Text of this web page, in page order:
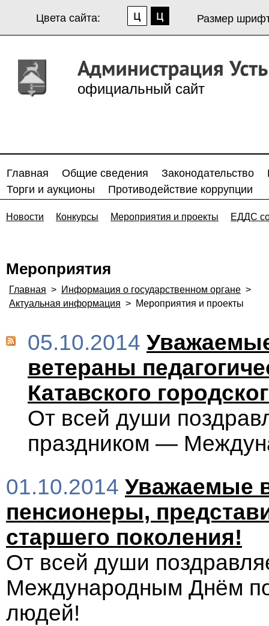
Цвета сайта: Размер
официальный сайт
Главная Общие сведения Законодательство
Торги и аукционы
Противодействие коррупции
Новости Конкурсы Мероприятия и проекты ЕДДС
Мероприятия
Главная > Информация о государственном органе >
Актуальная информация > Мероприятия и проекты
05.10.2014
ветераны
Катавского
От всей души
праздником —
01.10.2014 Уважаемые
пенсионеры,
старшего поколения!
От всей души
Международным Днём
людей!